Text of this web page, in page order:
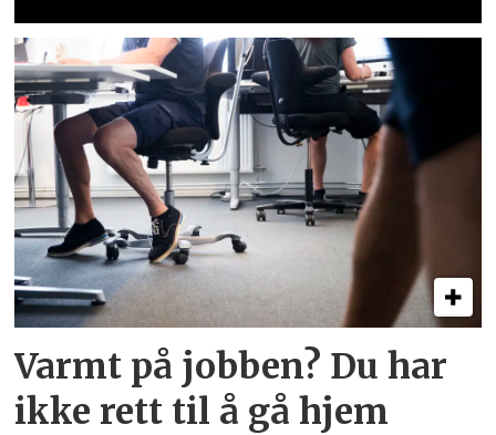
Varmt på jobben? Du har
ikke rett til å gå hjem